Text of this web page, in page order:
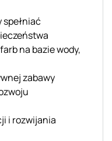
spełniać
na bazie wody,
zabawy
i rozwijania